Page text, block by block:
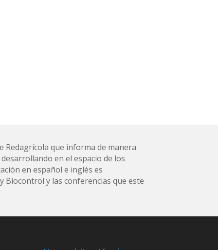
Redagrícola que informa de manera
en el espacio de los
en español e inglés es
Biocontrol y las conferencias que este